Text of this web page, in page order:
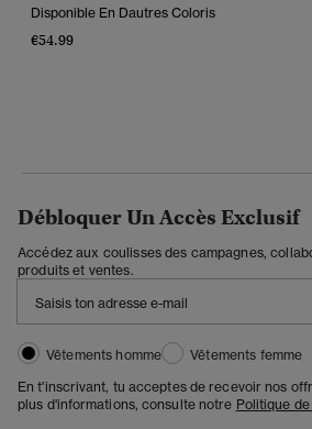
Disponible En Dautres Coloris
€54.99
Débloquer Un Accès Exclusif
Accédez aux coulisses des campagnes,
produits et ventes.
Vêtements homme
Vêtements femme
En t'inscrivant, tu acceptes de recevoir nos
plus d'informations, consulte notre Politique